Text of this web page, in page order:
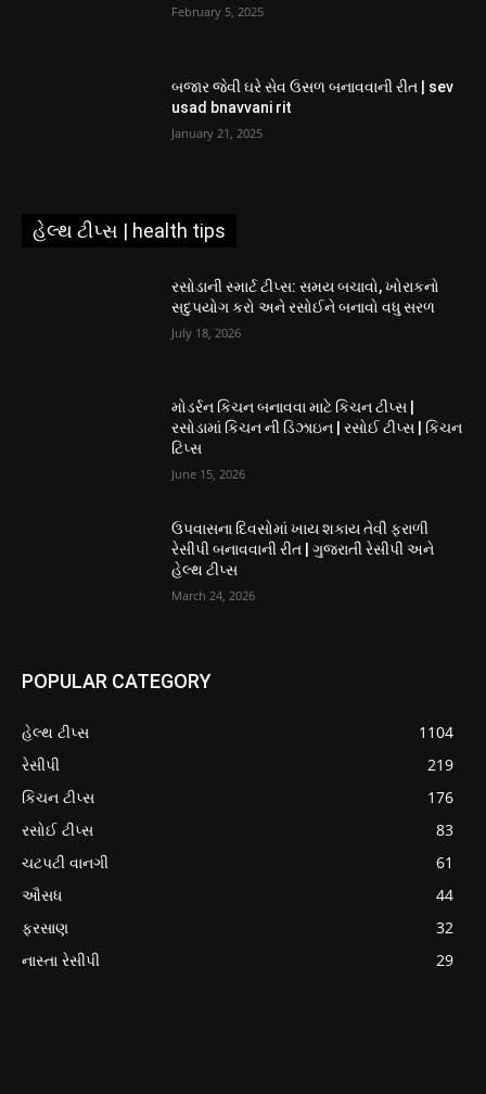
February 5, 2025
બજાર જેવી ઘરે સેવ ઉસળ બનાવવાની રીત | sev
usad bnavvani rit
January 21, 2025
હેલ્થ ટીપ્સ | health tips
રસોડાની સ્માર્ટ ટીપ્સ: સમય બચાવો, ખોરાકનો
સદુપયોગ કરો અને રસોઈને બનાવો વધુ સરળ
July 18, 2026
મોડર્રન કિચન બનાવવા માટે કિચન ટીપ્સ |
રસોડામાં કિચન ની ડિઝાઇન | રસોઈ ટીપ્સ | કિચન
ટિપ્સ
June 15, 2026
ઉપવાસના દિવસોમાં ખાય શકાય તેવી ફરાળી
રેસીપી બનાવવાની રીત | ગુજરાતી રેસીપી અને
હેલ્થ ટીપ્સ
March 24, 2026
POPULAR CATEGORY
હેલ્થ ટીપ્સ
1104
રેસીપી
219
કિચન ટીપ્સ
176
રસોઈ ટીપ્સ
83
ચટપટી વાનગી
61
ઔસધ
44
ફરસાણ
32
નાસ્તા રેસીપી
29